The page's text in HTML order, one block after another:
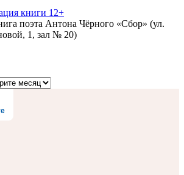
книги 12+
поэта Антона Чёрного «Сбор» (ул.
1, зал № 20)